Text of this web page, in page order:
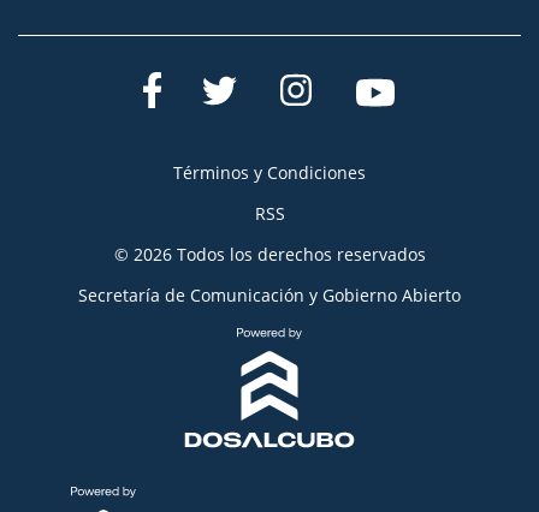
Términos y Condiciones
RSS
© 2026 Todos los derechos reservados
Secretaría de Comunicación y Gobierno Abierto